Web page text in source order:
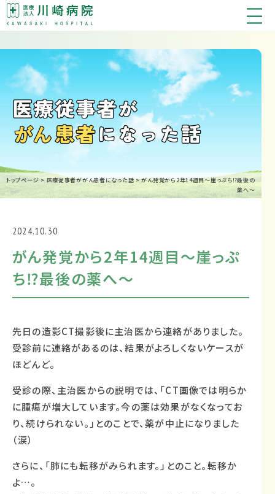
トップページ>医療従事者ががん患者になった話>がん発覚から2年14週目〜崖っぷち⁉︎最後の
薬へ〜
2024.10.30
がん発覚から2年14週目〜崖っぷ
ち⁉︎最後の薬へ〜
先日の造影CT撮影後に主治医から連絡がありました。
受診前に連絡があるのは、結果がよろしくないケースが
ほどんど。
受診の際、主治医からの説明では、「CT画像では明らか
に腫瘍が増大しています。今の薬は効果がなくなってお
り、続けられない。」とのことで、薬が中止になりました
（涙）
さらに、「肺にも転移がみられます。」とのこと。転移か
よ…。